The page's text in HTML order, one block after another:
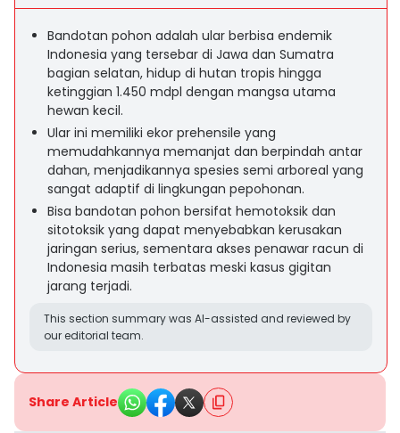
Bandotan pohon adalah ular berbisa endemik
Indonesia yang tersebar di Jawa dan Sumatra
bagian selatan, hidup di hutan tropis hingga
ketinggian 1.450 mdpl dengan mangsa utama
hewan kecil.
Ular ini memiliki ekor prehensile yang
memudahkannya memanjat dan berpindah antar
dahan, menjadikannya spesies semi arboreal yang
sangat adaptif di lingkungan pepohonan.
Bisa bandotan pohon bersifat hemotoksik dan
sitotoksik yang dapat menyebabkan kerusakan
jaringan serius, sementara akses penawar racun di
Indonesia masih terbatas meski kasus gigitan
jarang terjadi.
This section summary was AI-assisted and reviewed by
our editorial team.
Share Article